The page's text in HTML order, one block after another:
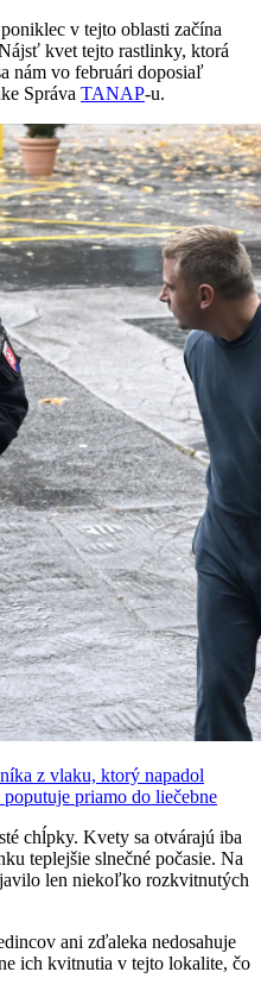
v tejto oblasti začína
kvet tejto rastlinky, ktorá
nám vo februári doposiaľ
Správa TANAP-u.
z vlaku, ktorý napadol
priamo do liečebne
chĺpky. Kvety sa otvárajú iba
teplejšie slnečné počasie. Na
len niekoľko rozkvitnutých
ani zďaleka nedosahuje
ich kvitnutia v tejto lokalite, čo